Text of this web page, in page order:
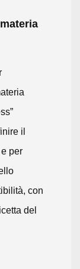
il
per
con
del